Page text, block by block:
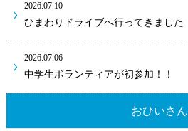
2026.07.10
ひまわりドライブへ行ってきました
2026.07.06
中学生ボランティアが初参加！！
おひいさん